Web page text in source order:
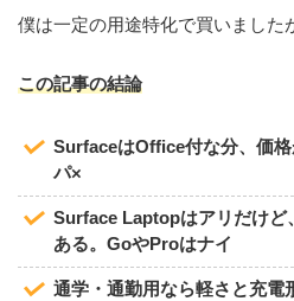
僕は一定の用途特化で買いました
この記事の結論
SurfaceはOffice付な分、価
パ×
Surface Laptopはアリだけど
ある。GoやProはナイ
通学・通勤用なら軽さと充電